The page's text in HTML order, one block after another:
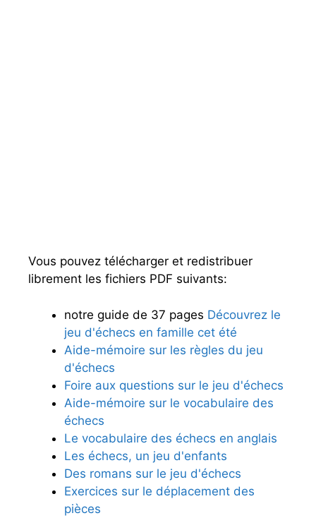
Vous pouvez télécharger et redistribuer
librement les fichiers PDF suivants:
notre guide de 37 pages Découvrez le
jeu d'échecs en famille cet été
Aide-mémoire sur les règles du jeu
d'échecs
Foire aux questions sur le jeu d'échecs
Aide-mémoire sur le vocabulaire des
échecs
Le vocabulaire des échecs en anglais
Les échecs, un jeu d'enfants
Des romans sur le jeu d'échecs
Exercices sur le déplacement des
pièces